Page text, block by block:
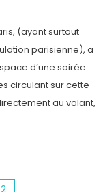
(ayant surtout
parisienne), a
d’une soirée…
circulant sur cette
au volant,